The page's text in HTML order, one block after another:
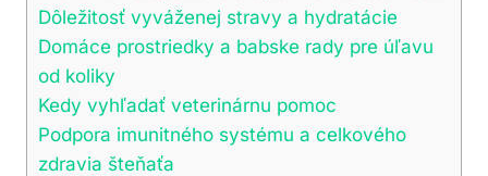
Dôležitosť vyváženej stravy a hydratácie
Domáce prostriedky a babske rady pre úľavu
od koliky
Kedy vyhľadať veterinárnu pomoc
Podpora imunitného systému a celkového
zdravia šteňaťa